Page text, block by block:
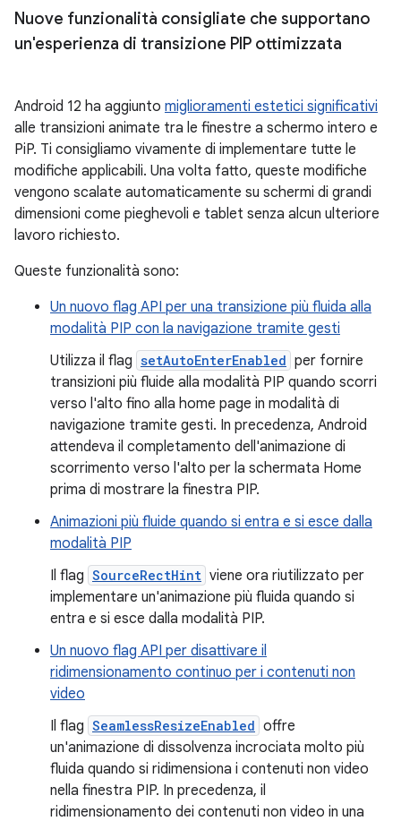
Nuove funzionalità consigliate che supportano
un'esperienza di transizione PIP ottimizzata
Android 12 ha aggiunto miglioramenti estetici significativi
alle transizioni animate tra le finestre a schermo intero e
PiP. Ti consigliamo vivamente di implementare tutte le
modifiche applicabili. Una volta fatto, queste modifiche
vengono scalate automaticamente su schermi di grandi
dimensioni come pieghevoli e tablet senza alcun ulteriore
lavoro richiesto.
Queste funzionalità sono:
Un nuovo flag API per una transizione più fluida alla
modalità PIP con la navigazione tramite gesti
Utilizza il flag setAutoEnterEnabled per fornire
transizioni più fluide alla modalità PIP quando scorri
verso l'alto fino alla home page in modalità di
navigazione tramite gesti. In precedenza, Android
attendeva il completamento dell'animazione di
scorrimento verso l'alto per la schermata Home
prima di mostrare la finestra PIP.
Animazioni più fluide quando si entra e si esce dalla
modalità PIP
Il flag SourceRectHint viene ora riutilizzato per
implementare un'animazione più fluida quando si
entra e si esce dalla modalità PIP.
Un nuovo flag API per disattivare il
ridimensionamento continuo per i contenuti non
video
Il flag SeamlessResizeEnabled offre
un'animazione di dissolvenza incrociata molto più
fluida quando si ridimensiona i contenuti non video
nella finestra PIP. In precedenza, il
ridimensionamento dei contenuti non video in una